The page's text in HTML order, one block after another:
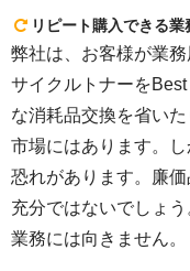
リピート購入できる業
弊社は、お客様が業
サイクルトナーを
な消耗品交換を省い
市場にはあります。
恐れがあります。廉
充分ではないでしょ
業務には向きません。